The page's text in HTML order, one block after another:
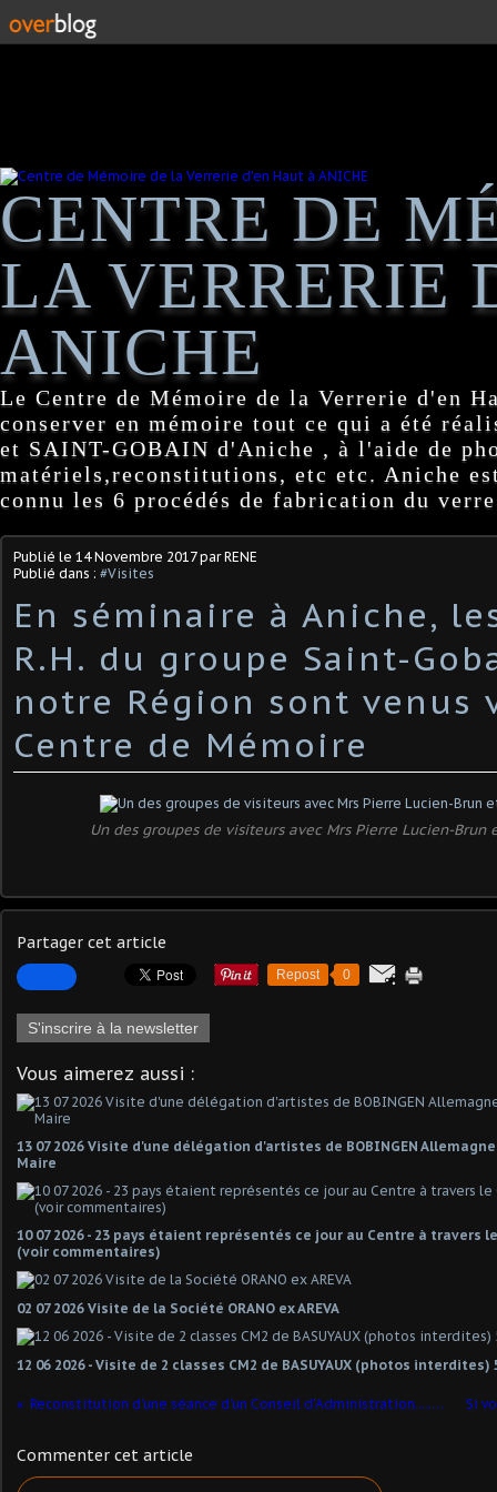
CENTRE DE
LA VERRERIE
ANICHE
Le Centre de Mémoire de la Verrerie d'en
conserver en mémoire tout ce qui a été
et SAINT-GOBAIN d'Aniche , à l'aide de
matériels,reconstitutions, etc etc. Aniche
connu les 6 procédés de fabrication du
Publié le 14 Novembre 2017par RENE
Publié dans : #Visites
En séminaire à Aniche,
R.H. du groupe Saint-
notre Région sont venus
Centre de Mémoire
Un des groupes de visiteurs avec Mrs Pierre Lucien-Brun
Partager cet article
Repost 0
S'inscrire à la newsletter
Vous aimerez aussi :
13 07 2026 Visite d'une délégation d'artistes de BOBINGEN
Maire
10 07 2026 - 23 pays étaient représentés ce jour au Centre à travers le
(voir commentaires)
02 07 2026 Visite de la Société ORANO ex AREVA
12 06 2026 - Visite de 2 classes CM2 de BASUYAUX (photos interdites)
Reconstitution d'une séance d'un Conseil d'Administration.....de la Verrerie d'en Haut
Commenter cet article